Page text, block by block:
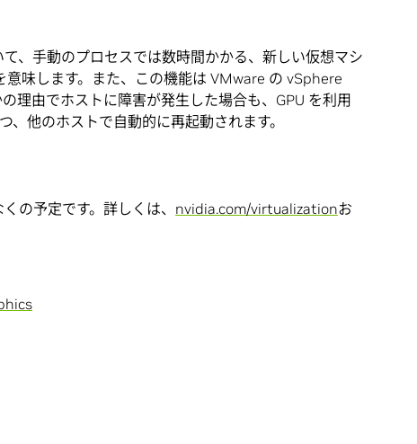
、手動のプロセスでは数時間かかる、新しい仮想マシ
味します。また、この機能は VMware の vSphere
理由でホストに障害が発生した場合も、GPU を利用
、他のホストで自動的に再起動されます。
の予定です。詳しくは、 nvidia.com/virtualizationお